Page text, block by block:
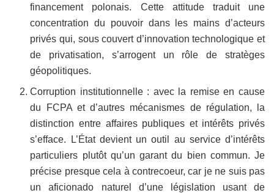
financement polonais. Cette attitude traduit une
concentration du pouvoir dans les mains d’acteurs
privés qui, sous couvert d’innovation technologique et
de privatisation, s’arrogent un rôle de stratèges
géopolitiques.
Corruption institutionnelle : avec la remise en cause
du FCPA et d’autres mécanismes de régulation, la
distinction entre affaires publiques et intérêts privés
s’efface. L’État devient un outil au service d’intérêts
particuliers plutôt qu’un garant du bien commun. Je
précise presque cela à contrecoeur, car je ne suis pas
un aficionado naturel d’une législation usant de